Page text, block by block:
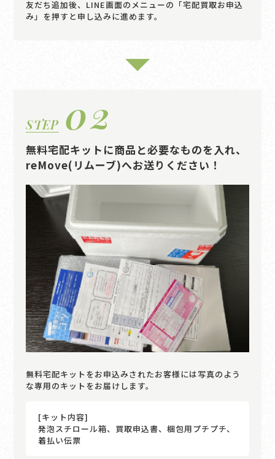
友だち追加後、LINE画面のメニューの「宅配買取お申込
み」を押すと申し込みに進めます。
STEP 02
無料宅配キットに商品と必要なものを入れ、
reMove(リムーブ)へお送りください！
無料宅配キットをお申込みされたお客様には写真のよう
な専用のキットをお届けします。
[キット内容]
発泡スチロール箱、買取申込書、梱包用プチプチ、
着払い伝票